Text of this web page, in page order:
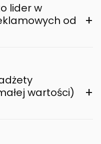
lider w
od
+
wartości)
+